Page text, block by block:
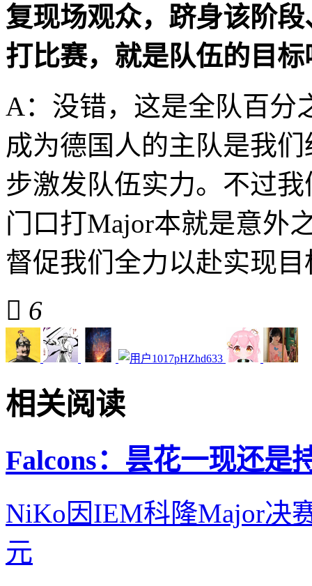
复现场观众，跻身该阶
打比赛，就是队伍的目标
A：没错，这是全队百分
成为德国人的主队是我
步激发队伍实力。不过
门口打Major本就是意外
督促我们全力以赴实现目
 6
相关阅读
Falcons：昙花一现还是
NiKo因IEM科隆Major决
元